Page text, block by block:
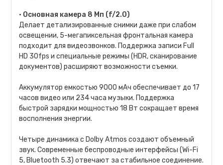
• Основная камера 8 Мп (f/2.0)
Делает детализированные снимки даже при слабом
освещении, 5-мегапиксельная фронтальная камера
подходит для видеозвонков. Поддержка записи Full
HD 30fps и специальные режимы (HDR, сканирование
документов) расширяют возможности съемки.
Аккумулятор емкостью 9000 мАч обеспечивает до 17
часов видео или 234 часа музыки. Поддержка
быстрой зарядки мощностью 18 Вт сокращает время
восполнения энергии.
Четыре динамика с Dolby Atmos создают объемный
звук. Современные беспроводные интерфейсы (Wi-Fi
5, Bluetooth 5.3) отвечают за стабильное соединение.